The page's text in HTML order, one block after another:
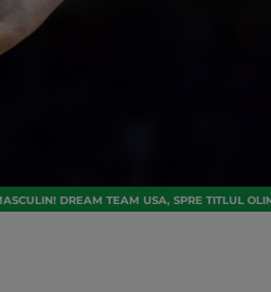
DREAM TEAM USA, SPRE TITLUL